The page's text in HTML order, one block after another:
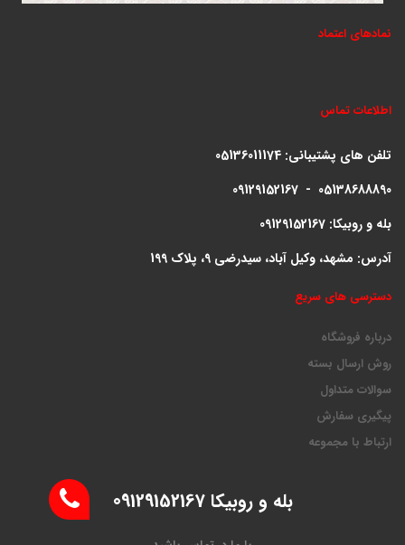
نمادهای اعتماد
اطلاعات تماس
تلفن های پشتیبانی: 05136011174
09129152167 - 05138688890
بله و روبیکا: 09129152167
آدرس: مشهد، وکیل آباد، سیدرضی 9، پلاک 199
دسترسی های سریع
درباره فروشگاه
روش ارسال بسته
سوالات متداول
پیگیری سفارش
ارتباط با مجموعه
بله و روبیکا 09129152167